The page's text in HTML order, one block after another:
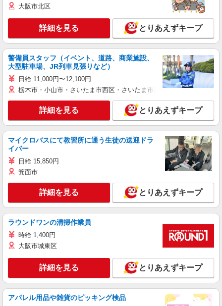
大阪市北区
詳細を見る とりあえずキープ
警備員スタッフ（イベント、道路、商業施設、
大型駐車場、JR列車見張りなど）
日給 11,000円〜12,100円
栃木市・小山市・さいたま市西区・さいたま市岩槻区・久喜市・蓮田
詳細を見る とりあえずキープ
マイクロバスにて教習所に通う生徒の送迎ドラ
イバー
日給 15,850円
箕面市
詳細を見る とりあえずキープ
ラウンドワンの清掃作業員
時給 1,400円
大阪市城東区
詳細を見る とりあえずキープ
アパレル用品や雑貨のピッキング検品